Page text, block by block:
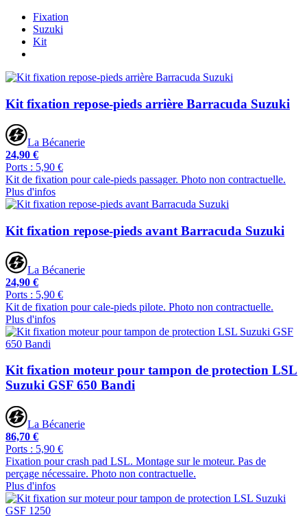
Fixation
Suzuki
Kit
Kit fixation repose-pieds arrière Barracuda Suzuki
La Bécanerie
24,90 €
Ports : 5,90 €
Kit de fixation pour cale-pieds passager. Photo non contractuelle.
Plus d'infos
Kit fixation repose-pieds avant Barracuda Suzuki
La Bécanerie
24,90 €
Ports : 5,90 €
Kit de fixation pour cale-pieds pilote. Photo non contractuelle.
Plus d'infos
Kit fixation moteur pour tampon de protection LSL
Suzuki GSF 650 Bandi
La Bécanerie
86,70 €
Ports : 5,90 €
Fixation pour crash pad LSL. Montage sur le moteur. Pas de
perçage nécessaire. Photo non contractuelle.
Plus d'infos